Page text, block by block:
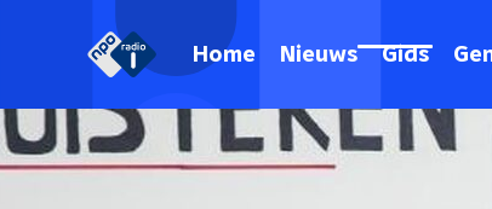
Home Nieuws Gids